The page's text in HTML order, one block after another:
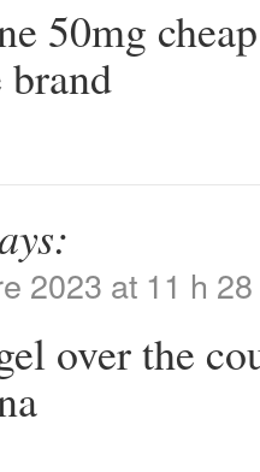
50mg
brand
2023 at 11 h
over the